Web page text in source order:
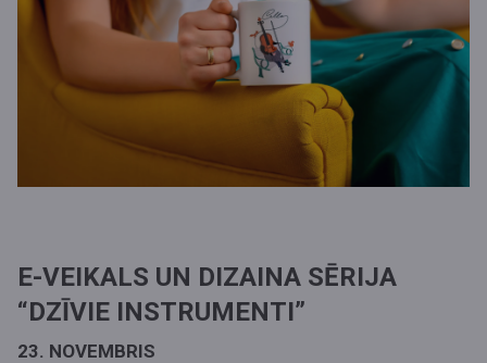
E-VEIKALS UN DIZAINA SĒRIJA
“DZĪVIE INSTRUMENTI”
23. NOVEMBRIS